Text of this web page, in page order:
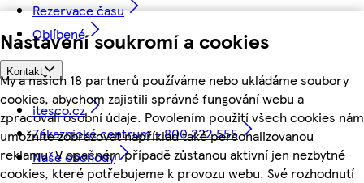
Nastavení soukromí a cookies
My a našich 18 partnerů používáme nebo ukládáme soubory
cookies, abychom zajistili správné fungování webu a
zpracovali osobní údaje. Povolením použití všech cookies nám
umožníte zobrazovat například také personalizovanou
reklamu. V opačném případě zůstanou aktivní jen nezbytné
cookies, které potřebujeme k provozu webu. Své rozhodnutí
Rezervace času
Oblíbené
Kontakt
itesco.cz
Zákaznické centrum - 800 222 555
Naše obchody